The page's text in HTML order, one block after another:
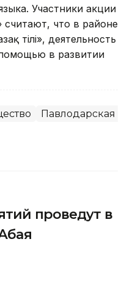
Участники акции
считают, что в районе
тілі», деятельность
в развитии
Павлодарская
проведут в